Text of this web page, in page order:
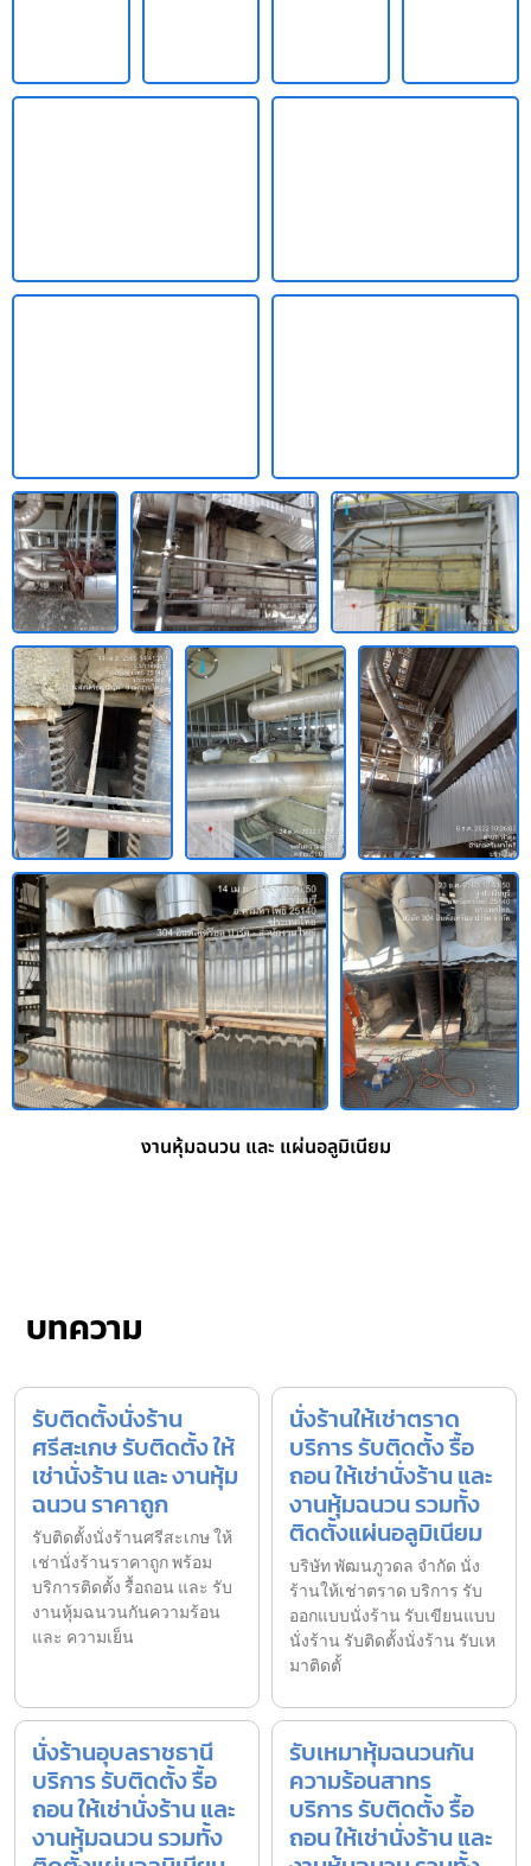
งานหุ้มฉนวน และ แผ่นอลูมิเนียม
บทความ
รับติดตั้งนั่งร้าน
ศรีสะเกษ รับติดตั้ง ให้
เช่านั่งร้าน และ งานหุ้ม
ฉนวน ราคาถูก
รับติดตั้งนั่งร้านศรีสะเกษ ให้
เช่านั่งร้านราคาถูก พร้อม
บริการติดตั้ง รื้อถอน และ รับ
งานหุ้มฉนวนกันความร้อน
และ ความเย็น
นั่งร้านให้เช่าตราด
บริการ รับติดตั้ง รื้อ
ถอน ให้เช่านั่งร้าน และ
งานหุ้มฉนวน รวมทั้ง
ติดตั้งแผ่นอลูมิเนียม
บริษัท พัฒนภูวดล จำกัด นั่ง
ร้านให้เช่าตราด บริการ รับ
ออกแบบนั่งร้าน รับเขียนแบบ
นั่งร้าน รับติดตั้งนั่งร้าน รับเห
มาติดตั้
นั่งร้านอุบลราชธานี
บริการ รับติดตั้ง รื้อ
ถอน ให้เช่านั่งร้าน และ
งานหุ้มฉนวน รวมทั้ง
รับเหมาหุ้มฉนวนกัน
ความร้อนสาทร
บริการ รับติดตั้ง รื้อ
ถอน ให้เช่านั่งร้าน และ